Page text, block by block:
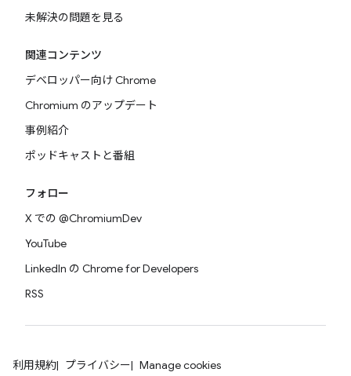
未解決の問題を見る
関連コンテンツ
デベロッパー向け Chrome
Chromium のアップデート
事例紹介
ポッドキャストと番組
フォロー
X での @ChromiumDev
YouTube
LinkedIn の Chrome for Developers
RSS
利用規約 プライバシー Manage cookies